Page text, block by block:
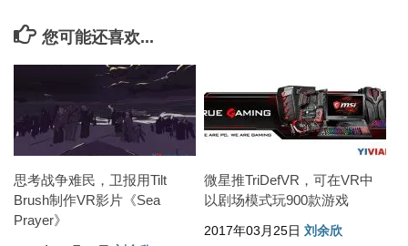
您可能还喜欢...
思考战争难民，卫报用Tilt
Brush制作VR影片《Sea
Prayer》
微星推TriDefVR，可在VR中
以剧场模式玩900款游戏
2017年03月25日 刘余欣